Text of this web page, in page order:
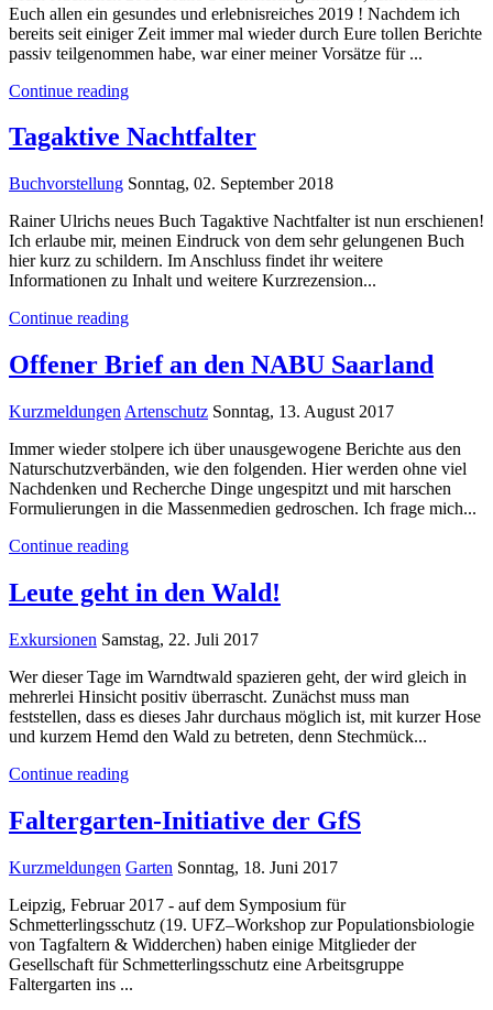
Euch allen ein gesundes und erlebnisreiches 2019 ! Nachdem ich
bereits seit einiger Zeit immer mal wieder durch Eure tollen Berichte
passiv teilgenommen habe, war einer meiner Vorsätze für ...
Continue reading
Tagaktive Nachtfalter
Buchvorstellung Sonntag, 02. September 2018
Rainer Ulrichs neues Buch Tagaktive Nachtfalter ist nun erschienen!
Ich erlaube mir, meinen Eindruck von dem sehr gelungenen Buch
hier kurz zu schildern. Im Anschluss findet ihr weitere
Informationen zu Inhalt und weitere Kurzrezension...
Continue reading
Offener Brief an den NABU Saarland
Kurzmeldungen Artenschutz Sonntag, 13. August 2017
Immer wieder stolpere ich über unausgewogene Berichte aus den
Naturschutzverbänden, wie den folgenden. Hier werden ohne viel
Nachdenken und Recherche Dinge ungespitzt und mit harschen
Formulierungen in die Massenmedien gedroschen. Ich frage mich...
Continue reading
Leute geht in den Wald!
Exkursionen Samstag, 22. Juli 2017
Wer dieser Tage im Warndtwald spazieren geht, der wird gleich in
mehrerlei Hinsicht positiv überrascht. Zunächst muss man
feststellen, dass es dieses Jahr durchaus möglich ist, mit kurzer Hose
und kurzem Hemd den Wald zu betreten, denn Stechmück...
Continue reading
Faltergarten-Initiative der GfS
Kurzmeldungen Garten Sonntag, 18. Juni 2017
​Leipzig, Februar 2017 - auf dem Symposium für
Schmetterlingsschutz (19. UFZ–Workshop zur Populationsbiologie
von Tagfaltern & Widderchen) haben einige Mitglieder der
Gesellschaft für Schmetterlingsschutz eine Arbeitsgruppe
Faltergarten ins ...